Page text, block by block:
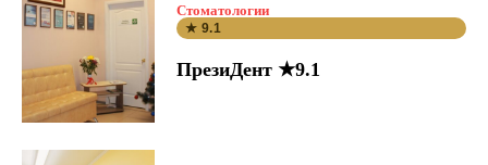
Стоматологии
★ 9.1
ПрезиДент ★9.1